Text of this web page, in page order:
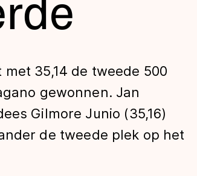
met 35,14 de tweede 500
gewonnen. Jan
Gilmore Junio (35,16)
de tweede plek op het